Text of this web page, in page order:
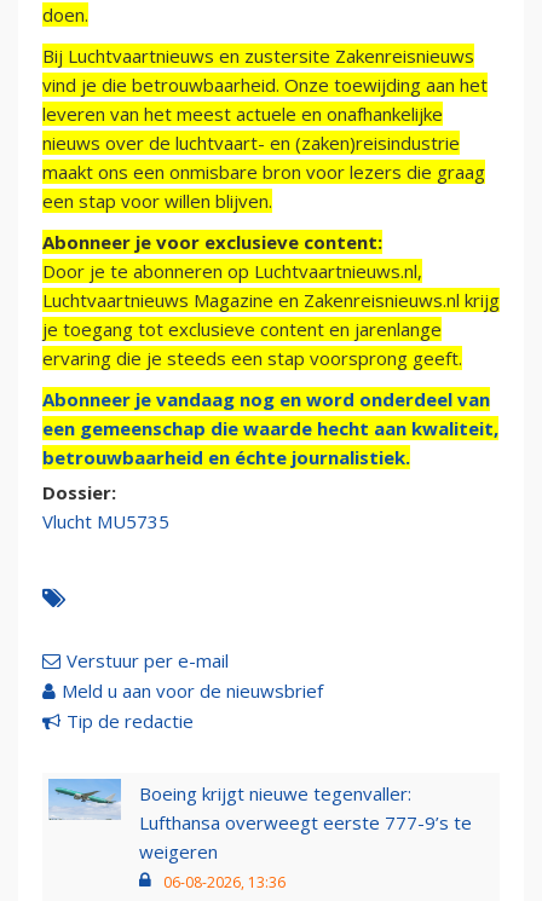
doen.
Bij Luchtvaartnieuws en zustersite Zakenreisnieuws
vind je die betrouwbaarheid. Onze toewijding aan het
leveren van het meest actuele en onafhankelijke
nieuws over de luchtvaart- en (zaken)reisindustrie
maakt ons een onmisbare bron voor lezers die graag
een stap voor willen blijven.
Abonneer je voor exclusieve content:
Door je te abonneren op Luchtvaartnieuws.nl,
Luchtvaartnieuws Magazine en Zakenreisnieuws.nl krijg
je toegang tot exclusieve content en jarenlange
ervaring die je steeds een stap voorsprong geeft.
Abonneer je vandaag nog en word onderdeel van
een gemeenschap die waarde hecht aan kwaliteit,
betrouwbaarheid en échte journalistiek.
Dossier:
Vlucht MU5735
Verstuur per e-mail
Meld u aan voor de nieuwsbrief
Tip de redactie
Boeing krijgt nieuwe tegenvaller:
Lufthansa overweegt eerste 777-9’s te
weigeren
06-08-2026, 13:36